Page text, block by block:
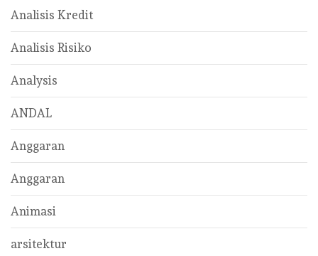
Analisis Kredit
Analisis Risiko
Analysis
ANDAL
Anggaran
Anggaran
Animasi
arsitektur